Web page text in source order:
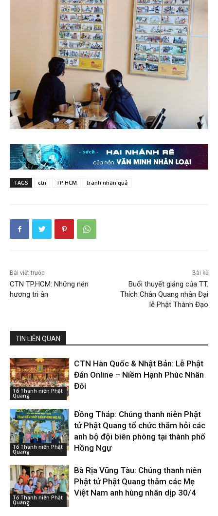
TAGS ctn TP.HCM tranh nhân quả
Bài viết trước
CTN TP.HCM: Những nén
hương tri ân
Bài kế
Buổi thuyết giảng của TT.
Thích Chân Quang nhân Đại
lễ Phật Thành Đạo
TIN LIÊN QUAN
Tổ Thanh niên Phật
Quang
CTN Hàn Quốc & Nhật Bản: Lễ Phật
Đản Online – Niềm Hạnh Phúc Nhân
Đôi
Tổ Thanh niên Phật
Quang
Đồng Tháp: Chúng thanh niên Phật
tử Phật Quang tổ chức thăm hỏi các
anh bộ đội biên phòng tại thành phố
Hồng Ngự
Tổ Thanh niên Phật
Quang
Bà Rịa Vũng Tàu: Chúng thanh niên
Phật tử Phật Quang thăm các Mẹ
Việt Nam anh hùng nhân dịp 30/4